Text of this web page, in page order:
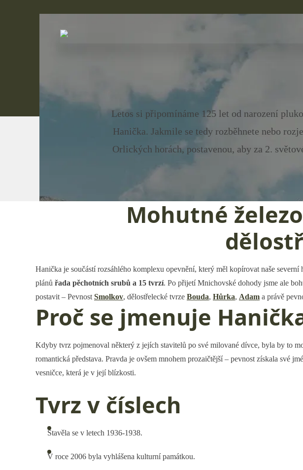
Letos si připomínáme 125 let od narození
Hanička. Jakmile se tedy rozběhnete nebo
Orlických horách, postavenou, aby za 2.
Mohutné
Hanička je součástí rozsáhlého komplexu opevnění, který měl kopírovat naše
plánů řada pěchotních srubů a 15 tvrzí. Po přijetí Mnichovské dohody jsme ale
postavit – Pevnost Smolkov, dělostřelecké tvrze Bouda, Hůrka, Adam a právě
Proč se jmenuje
Kdyby tvrz pojmenoval některý z jejích stavitelů po své milované dívce, byla by to
romantická představa. Pravda je ovšem mnohem prozaičtější – pevnost získala své
vesničce, která je v její blízkosti.
Tvrz v číslech
Stavěla se v letech 1936-1938.
V roce 2006 byla vyhlášena kulturní památkou.